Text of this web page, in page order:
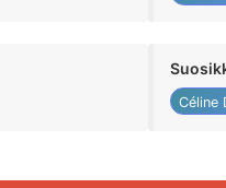
Céline